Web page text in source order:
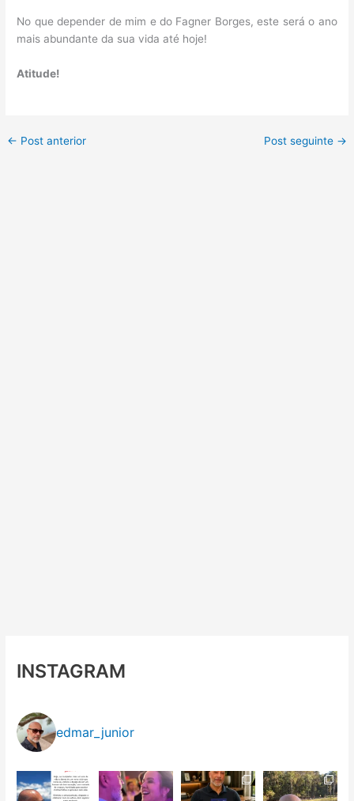
No que depender de mim e do Fagner Borges, este será o ano
mais abundante da sua vida até hoje!
Atitude!
← Post anterior Post seguinte →
INSTAGRAM
edmar_junior